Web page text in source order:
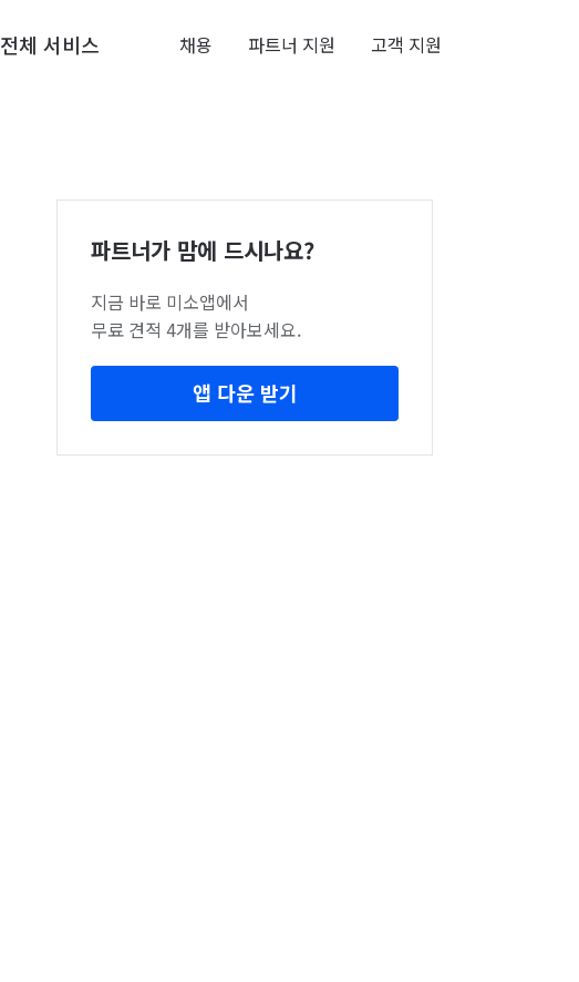
전체 서비스 채용 파트너 지원 고객 지원
파트너가 맘에 드시나요?
지금 바로 미소앱에서
무료 견적 4개를 받아보세요.
앱 다운 받기